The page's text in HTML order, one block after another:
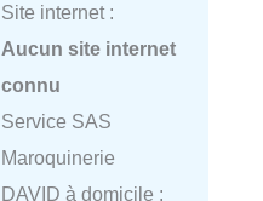
Site internet :
Aucun site internet
connu
Service SAS
Maroquinerie
DAVID à domicile :